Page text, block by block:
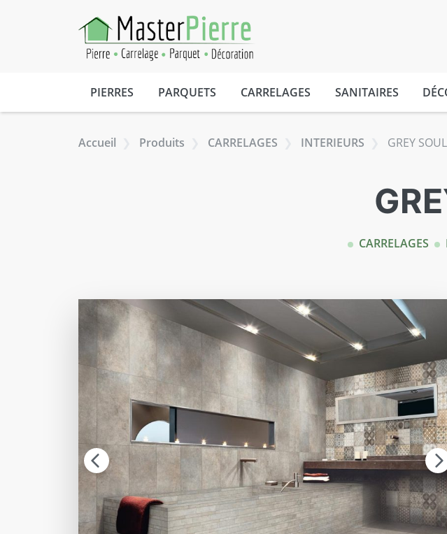
PIERRES PARQUETS CARRELAGES SANITAIRES
Accueil Produits CARRELAGES INTERIEURS GREY SOUL
CARRELAGES